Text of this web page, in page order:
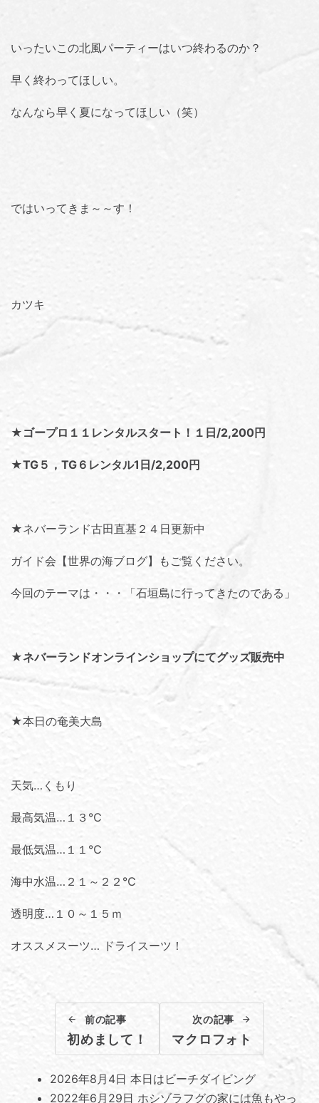
いったいこの北風パーティーはいつ終わるのか？
早く終わってほしい。
なんなら早く夏になってほしい（笑）
ではいってきま～～す！
カツキ
★ゴープロ１１レンタルスタート！１日/2,200円
★TG５，TG６レンタル1日/2,200円
★ネバーランド古田直基２４日更新中
ガイド会【世界の海ブログ】 もご覧ください。
今回のテーマは・・・「石垣島に行ってきたのである 」
★ネバーランドオンラインショップにてグッズ販売中
★本日の奄美大島
天気…くもり
最高気温…１３℃
最低気温…１１℃
海中水温…２１～２２℃
透明度…１０～１５ｍ
オススメスーツ… ドライスーツ！
前の記事
初めまして！
次の記事
マクロフォト
2026年8月4日 本日はビーチダイビング
2022年6月29日 ホシゾラフグの家には魚もやっ